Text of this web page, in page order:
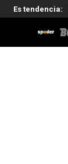
Es tendencia: